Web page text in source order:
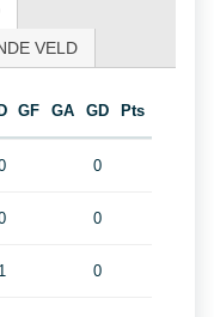
VELD
D GF GA GD Pts
0
0
1 0